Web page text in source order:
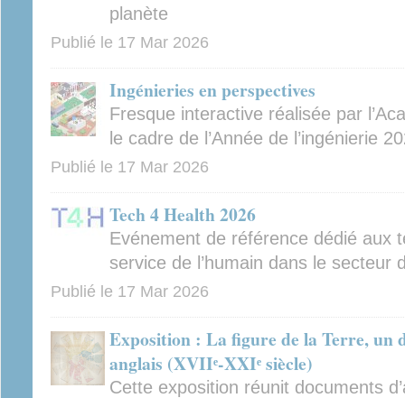
planète
Publié le 17 Mar 2026
Ingénieries en perspectives
Fresque interactive réalisée par
le cadre de l’Année de l’ingénierie
Publié le 17 Mar 2026
Tech 4 Health 2026
Evénement de référence dédié aux
service de l’humain dans le secteur
Publié le 17 Mar 2026
Exposition : La figure de la Terre, un
anglais (XVIIᵉ-XXIᵉ siècle)
Cette exposition réunit documents